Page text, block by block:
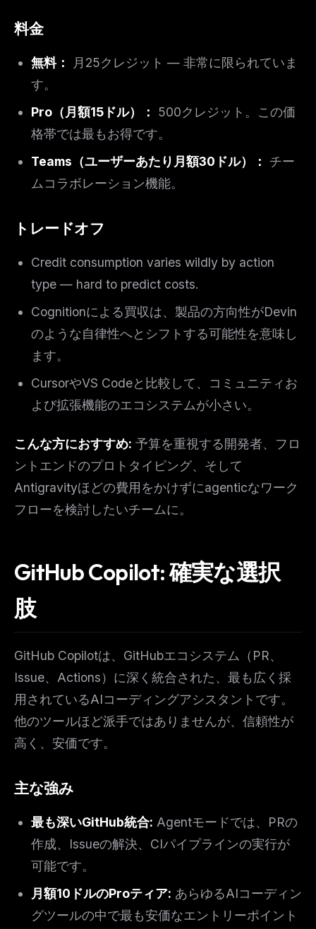
料金
無料：
月25クレジット — 非常に限られていま
す。
Pro（月額15ドル）：
500クレジット。この価
格帯では最もお得です。
Teams（ユーザーあたり月額30ドル）：
チー
ムコラボレーション機能。
トレードオフ
Credit consumption varies wildly by action
type — hard to predict costs.
Cognitionによる買収は、製品の方向性がDevin
のような自律性へとシフトする可能性を意味し
ます。
CursorやVS Codeと比較して、コミュニティお
よび拡張機能のエコシステムが小さい。
こんな方におすすめ: 予算を重視する開発者、フロ
ントエンドのプロトタイピング、そして
Antigravityほどの費用をかけずにagenticなワーク
フローを検討したいチームに。
GitHub Copilot: 確実な選択
肢
GitHub Copilotは、GitHubエコシステム（PR、
Issue、Actions）に深く統合された、最も広く採
用されているAIコーディングアシスタントです。
他のツールほど派手ではありませんが、信頼性が
高く、安価です。
主な強み
最も深いGitHub統合: Agentモードでは、PRの
作成、Issueの解決、CIパイプラインの実行が
可能です。
月額10ドルのProティア: あらゆるAIコーディン
グツールの中で最も安価なエントリーポイント
THIS WEEK'S DIGEST
MCP pick of the week
New agent skill drop
Rules & workflow pack
FREE NEWSLETTER
The weekly digest forAI builders
Curated MCP picks, agent skills, rules, and LLM
workflow updates — one email, no noise.
Get the weekly digest
Maybe later